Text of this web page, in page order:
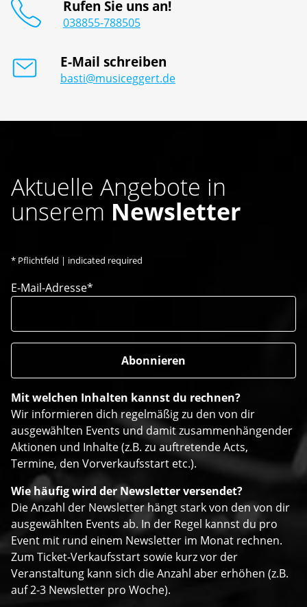
Rufen Sie uns an!
038855-788505
E-Mail schreiben
basti@musiceggert.de
Aktuelle Angebote in
unserem Newsletter
* Pflichtfeld | indicated required
E-Mail-Adresse*
Mit welchen Inhalten kannst du rechnen?
Wir informieren dich regelmäßig zu den von dir
ausgewählten Events und damit zusammenhängender
Aktionen und Inhalte (z.B. zu auftretende Acts,
Termine, den Vorverkaufsstart etc.).
Wie häufig wird der Newsletter versendet?
Die Anzahl der Newsletter hängt stark von den von dir
ausgewählten Events ab. In der Regel kannst du pro
Event mit rund einem Newsletter im Monat rechnen.
Zum Ticket-Verkaufsstart sowie kurz vor der
Veranstaltung kann sich die Anzahl aber erhöhen (z.B.
auf 2-3 Newsletter pro Woche).